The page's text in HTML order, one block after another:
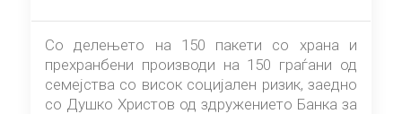
Со делењето на 150 пакети со храна и
прехранбени производи на 150 граѓани од
семејства со висок социјален ризик, заедно
со Душко Христов од здружението Банка за